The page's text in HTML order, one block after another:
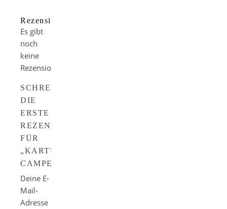
Rezensionen
Es gibt
noch
keine
Rezensionen.
SCHREIBE
DIE
ERSTE
REZENSION
FÜR
„KARTUSCHENKOCHER
CAMPER“
Deine E-
Mail-
Adresse